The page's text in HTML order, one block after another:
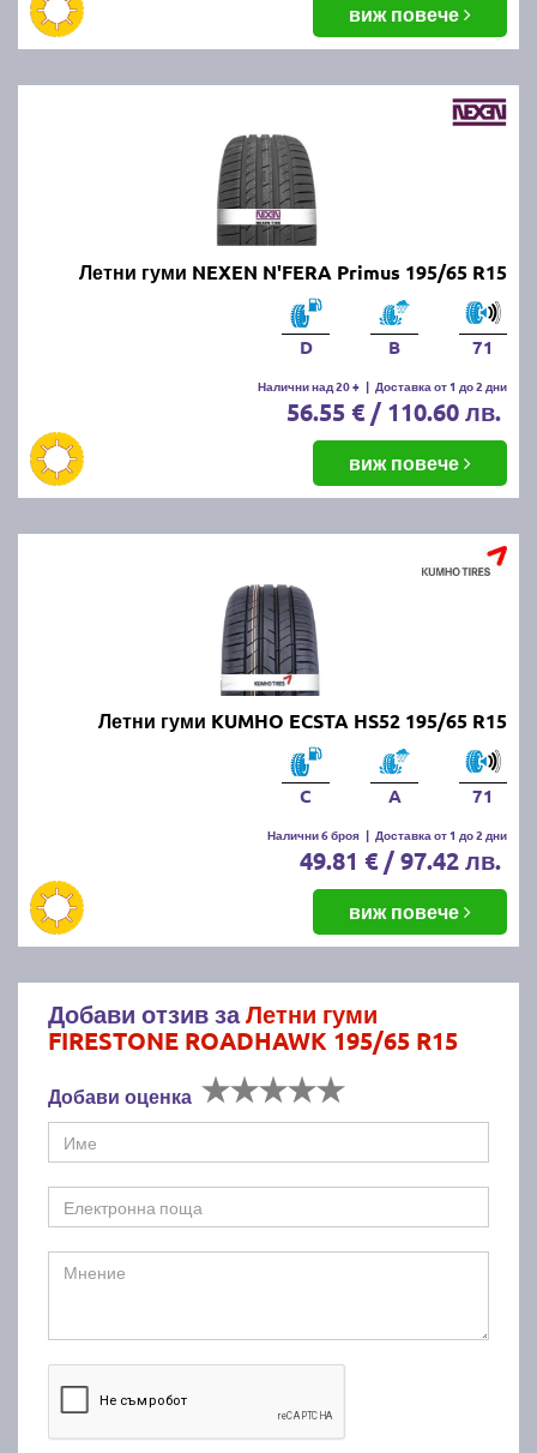
виж повече
Летни гуми NEXEN N'FERA Primus 195/65 R15
D B 71
Налични над 20 + | Доставка от 1 до 2 дни
56.55 € / 110.60 лв.
виж повече
Летни гуми KUMHO ECSTA HS52 195/65 R15
C A 71
Налични 6 броя | Доставка от 1 до 2 дни
49.81 € / 97.42 лв.
виж повече
Добави отзив заЛетни гуми
FIRESTONE ROADHAWK 195/65 R15
Добави оценка